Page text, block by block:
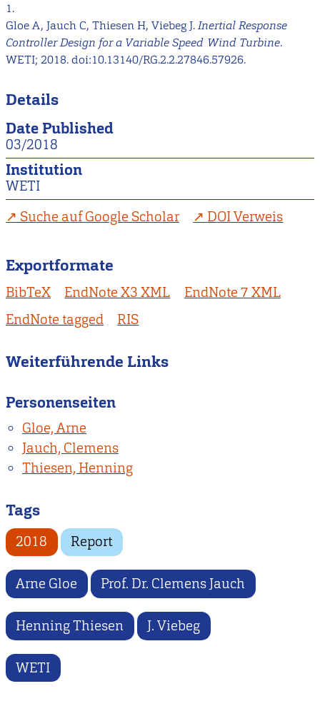
1.
Gloe A, Jauch C, Thiesen H, Viebeg J.Inertial Response
Controller Design for a Variable Speed Wind Turbine.
WETI; 2018. doi:10.13140/RG.2.2.27846.57926.
Details
Date Published
03/2018
Institution
WETI
Suche auf Google Scholar
DOI Verweis
Exportformate
BibTeX EndNote X3 XML
EndNote 7 XML
EndNote tagged
RIS
Weiterführende Links
Personenseiten
Gloe, Arne
Jauch, Clemens
Thiesen, Henning
Tags
2018 Report
Arne Gloe Prof. Dr. Clemens Jauch
Henning Thiesen J. Viebeg
WETI